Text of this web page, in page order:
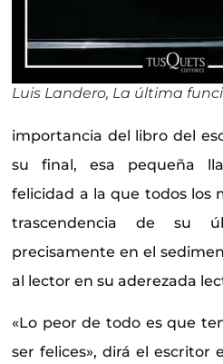
Luis Landero, La última
importancia del libro del
su final, esa pequeña
felicidad a la que todos los
trascendencia de su
precisamente en el
al lector en su aderezada
«Lo peor de todo es que
ser felices», dirá el escritor